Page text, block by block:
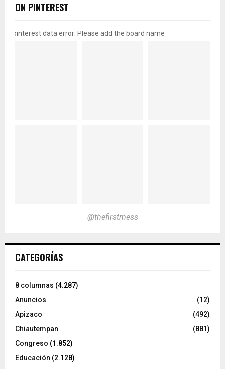
ON PINTEREST
pinterest data error: Please add the board name
@thefirstmess
CATEGORÍAS
8 columnas (4.287)
Anuncios
(12)
Apizaco
(492)
Chiautempan
(881)
Congreso (1.852)
Educación (2.128)